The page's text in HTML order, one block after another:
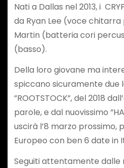
Nati a Dallas nel 2013, i
da Ryan Lee (voce
Martin (batteria cori
(basso).
Della loro giovane ma
spiccano sicuramente due
”ROOTSTOCK”, del 2018
parole, e dal nuovissimo
uscirà l’8 marzo prossimo,
Europeo con ben 6 date in
Seguiti attentamente dalle